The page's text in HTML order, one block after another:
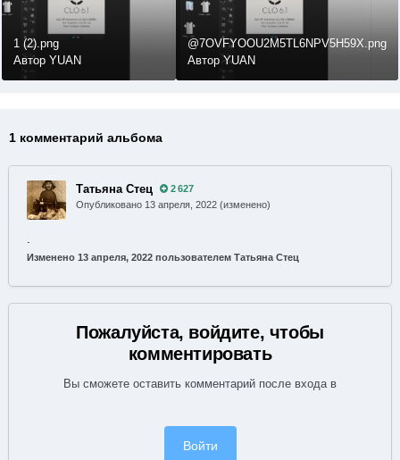
1 (2).png
Автор YUAN
@7OVFYOOU2M5TL6NPV5H59X.png
Автор YUAN
1 комментарий альбома
Татьяна Стец
2 627
Опубликовано 13 апреля, 2022 (изменено)
Изменено 13 апреля, 2022 пользователем Татьяна Стец
Пожалуйста, войдите, чтобы
комментировать
Вы сможете оставить комментарий после входа в
Войти